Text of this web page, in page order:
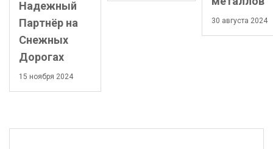
Надежный
Партнёр на
Снежных
Дорогах
15 ноября 2024
30 августа 2024